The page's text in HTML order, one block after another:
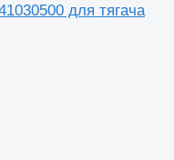
для тягача